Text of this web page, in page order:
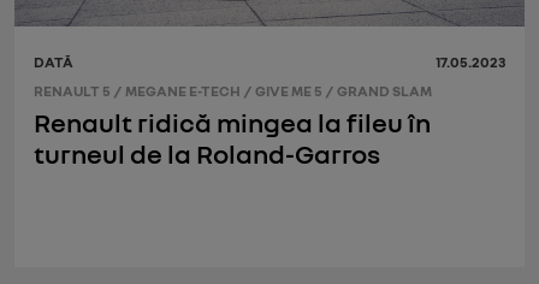
DATĂ
17.05.2023
RENAULT 5 / MEGANE E-TECH / GIVE ME 5 / GRAND SLAM
Renault ridică mingea la fileu în
turneul de la Roland-Garros